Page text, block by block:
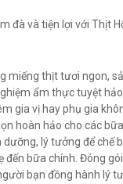
đà và tiện lợi với Thịt
miếng thịt tươi ngon,
ẩm thực tuyệt
gia vị hay phụ gia
hoàn hảo cho các
lý tưởng để chế
đến bữa chính. Đóng
bạn đồng hành lý